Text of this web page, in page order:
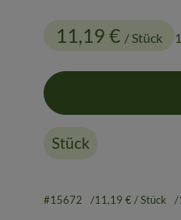
11,19 € / Stück
Stück
#15672 11,19 € / Stück